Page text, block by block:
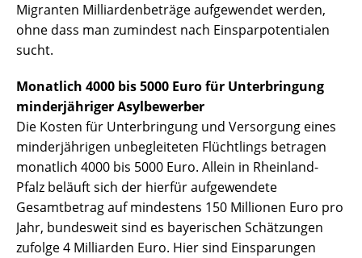
Migranten Milliardenbeträge aufgewendet werden,
ohne dass man zumindest nach Einsparpotentialen
sucht.
Monatlich 4000 bis 5000 Euro für Unterbringung
minderjähriger Asylbewerber
Die Kosten für Unterbringung und Versorgung eines
minderjährigen unbegleiteten Flüchtlings betragen
monatlich 4000 bis 5000 Euro. Allein in Rheinland-
Pfalz beläuft sich der hierfür aufgewendete
Gesamtbetrag auf mindestens 150 Millionen Euro pro
Jahr, bundesweit sind es bayerischen Schätzungen
zufolge 4 Milliarden Euro. Hier sind Einsparungen